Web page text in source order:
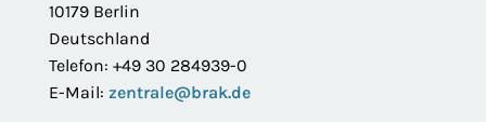
10179 Berlin
Deutschland
Telefon: +49 30 284939-0
E-Mail: zentrale@brak.de